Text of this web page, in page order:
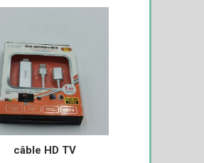
câble HD TV